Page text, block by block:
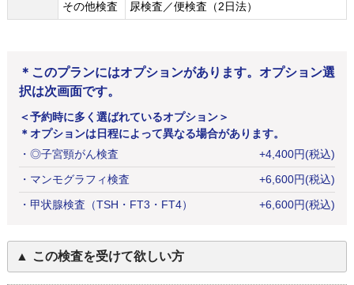
その他検査
尿検査／便検査（2日法）
＊このプランにはオプションがあります。オプション選
択は次画面です。
＜予約時に多く選ばれているオプション＞
＊オプションは日程によって異なる場合があります。
・ ◎子宮頸がん検査 +4,400円(税込)
・ マンモグラフィ検査 +6,600円(税込)
・ 甲状腺検査（TSH・FT3・FT4） +6,600円(税込)
この検査を受けて欲しい方